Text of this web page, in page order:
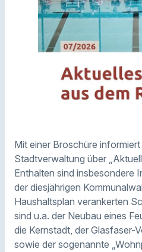
Mit einer Broschüre
Stadtverwaltung über
Enthalten sind insbesondere
der diesjährigen
Haushaltsplan verankerten
sind u.a. der Neubau eines
die Kernstadt, der Glasfaser-
sowie der sogenannte